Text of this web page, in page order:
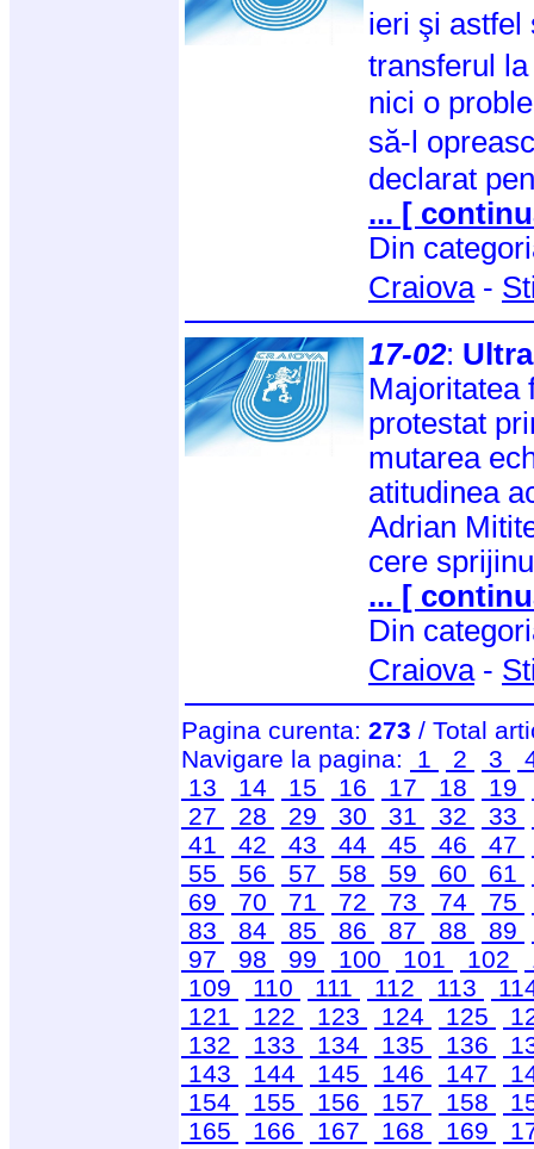
ieri şi
transferul
nici o
să-l
declarat
... [
Din
Craiova-
17-02:
Majoritatea
protestat
mutarea
atitudinea
Adrian
cere
... [
Din
Craiova-
Pagina curenta: 273 / Total
Navigare la pagina:
1 2 3
13
14 15 16 17 18 19
27
28 29 30 31 32 33
41
42 43 44 45 46 47
55
56 57 58 59 60 61
69
70 71 72 73 74 75
83
84 85 86 87 88 89
97
98 99 100 101 102
109
110 111 112 113
121
122 123 124 125
132
133 134 135 136
143
144 145 146 147
154
155 156 157 158
165
166 167 168 169